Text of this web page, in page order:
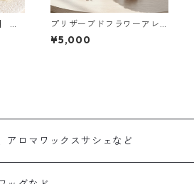
カ
ャ
ブ
プリザーブドフラワーアレ
ンジ（ピンク）｜インテリ
アギフトに
¥5,000
ロマワックスサシェなど